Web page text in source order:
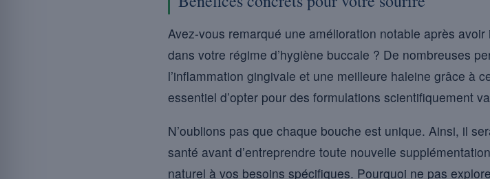
Avez-vous remarqué une amélioration notable après
dans votre régime d’hygiène buccale ? De nombreuses
l’inflammation gingivale et une meilleure haleine grâce à
essentiel d’opter pour des formulations scientifiquement
N’oublions pas que chaque bouche est unique. Ainsi, il
santé avant d’entreprendre toute nouvelle
naturel à vos besoins spécifiques. Pourquoi ne pas